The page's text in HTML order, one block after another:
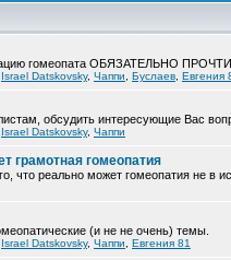
гомеопата ОБЯЗАТЕЛЬНО
Israel Datskovsky, Чаппи Буслаев Евгения
обсудить интересующие Вас
Israel Datskovsky, Чаппи
грамотная гомеопатия
что реально может гомеопатия не в
(и не не очень) темы.
Israel Datskovsky, Чаппи Евгения 81